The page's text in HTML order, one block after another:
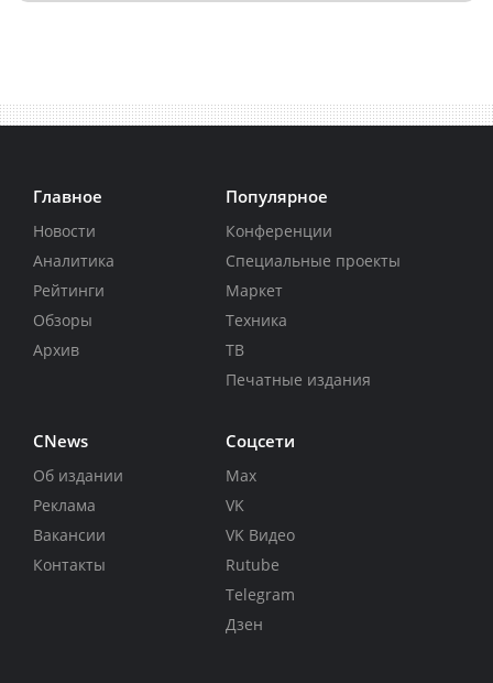
Главное
Новости
Аналитика
Рейтинги
Обзоры
Архив
Популярное
Конференции
Специальные проекты
Маркет
Техника
ТВ
Печатные издания
CNews
Об издании
Реклама
Вакансии
Контакты
Соцсети
Max
VK
VK Видео
Rutube
Telegram
Дзен